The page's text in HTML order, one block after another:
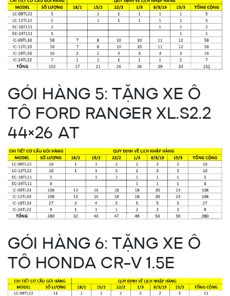
GÓI HÀNG 5: TẶNG XE Ô
TÔ FORD RANGER XL.S2.2
44×26 AT
GÓI HÀNG 6: TẶNG XE Ô
TÔ HONDA CR-V 1.5E